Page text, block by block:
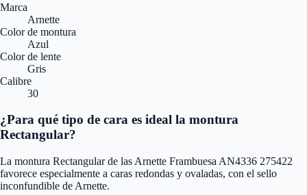
Marca
Arnette
Color de montura
Azul
Color de lente
Gris
Calibre
30
¿Para qué tipo de cara es ideal la montura
Rectangular?
La montura Rectangular de las Arnette Frambuesa AN4336 275422
favorece especialmente a caras redondas y ovaladas, con el sello
inconfundible de Arnette.